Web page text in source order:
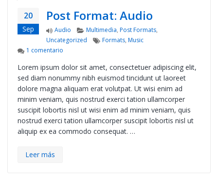
20
Sep
Post Format: Audio
Format
Audio Categories
Multimedia, Post Formats,
Uncategorized
Tags
Formats, Music
1 comentario
Lorem ipsum dolor sit amet, consectetuer adipiscing elit,
sed diam nonummy nibh euismod tincidunt ut laoreet
dolore magna aliquam erat volutpat. Ut wisi enim ad
minim veniam, quis nostrud exerci tation ullamcorper
suscipit lobortis nisl ut wisi enim ad minim veniam, quis
nostrud exerci tation ullamcorper suscipit lobortis nisl ut
aliquip ex ea commodo consequat. …
Leer más